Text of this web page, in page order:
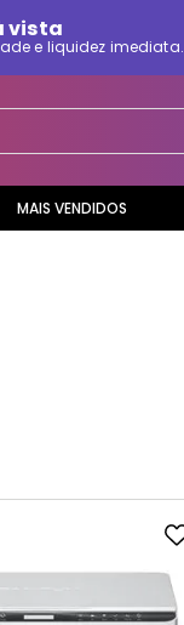
vista
e liquidez imediata.
MAIS VENDIDOS